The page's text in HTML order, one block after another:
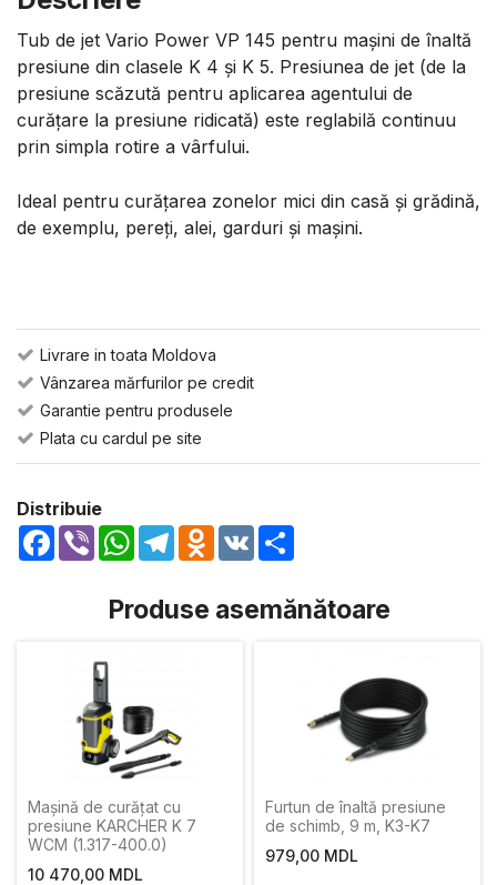
Tub de jet Vario Power VP 145 pentru mașini de înaltă
presiune din clasele K 4 și K 5. Presiunea de jet (de la
presiune scăzută pentru aplicarea agentului de
curățare la presiune ridicată) este reglabilă continuu
prin simpla rotire a vârfului.
Ideal pentru curățarea zonelor mici din casă și grădină,
de exemplu, pereți, alei, garduri și mașini.
Livrare in toata Moldova
Vânzarea mărfurilor pe credit
Garantie pentru produsele
Plata cu cardul pe site
Distribuie
Facebook
Viber WhatsApp
TelegramOdnoklassniki
VK
Produse asemănătoare
Maşină de curăţat cu
presiune KARCHER K 7
WCM (1.317-400.0)
10 470,00 MDL
Furtun de înaltă presiune
de schimb, 9 m, K3-K7
979,00 MDL